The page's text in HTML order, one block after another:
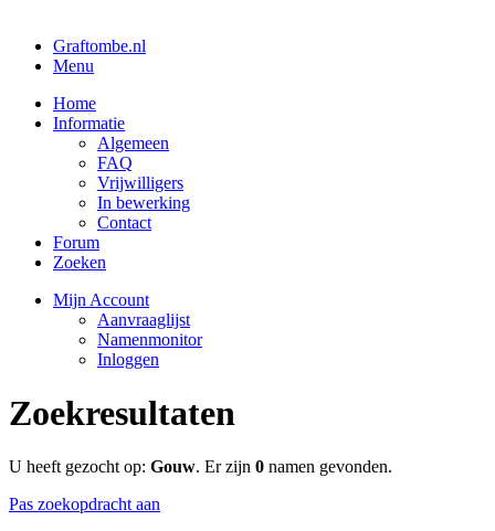
Graftombe.nl
Menu
Home
Informatie
Algemeen
FAQ
Vrijwilligers
In bewerking
Contact
Forum
Zoeken
Mijn Account
Aanvraaglijst
Namenmonitor
Inloggen
Zoekresultaten
U heeft gezocht op: Gouw. Er zijn 0 namen gevonden.
Pas zoekopdracht aan